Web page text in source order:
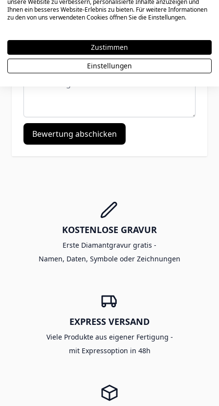
Zusammenfassung
Bewertung abschicken
KOSTENLOSE GRAVUR
Erste Diamantgravur gratis -
Namen, Daten, Symbole oder Zeichnungen
EXPRESS VERSAND
Viele Produkte aus eigener Fertigung -
mit Expressoption in 48h
Ihnen ein besseres Website-Erlebnis zu bieten. Für weitere Informationen
zu den von uns verwendeten Cookies öffnen Sie die Einstellungen.
Zustimmen
Einstellungen